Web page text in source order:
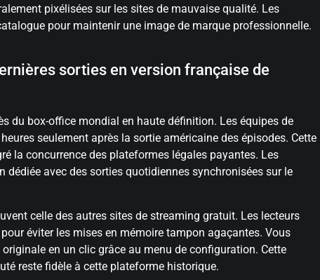
pixélisées sur les sites de mauvaise qualité. Les
pour maintenir une image de marque professionnelle.
sorties en version française de
du box-office mondial en haute définition. Les équipes de
seulement après la sortie américaine des épisodes. Cette
la concurrence des plateformes légales payantes. Les
avec des sorties quotidiennes synchronisées sur le
celle des autres sites de streaming gratuit. Les lecteurs
éviter les mises en mémoire tampon agaçantes. Vous
en un clic grâce au menu de configuration. Cette
reste fidèle à cette plateforme historique.